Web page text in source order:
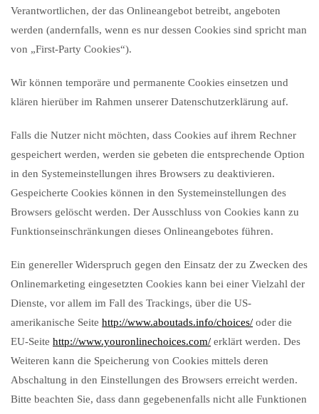
Verantwortlichen, der das Onlineangebot betreibt, angeboten
werden (andernfalls, wenn es nur dessen Cookies sind spricht man
von „First-Party Cookies“).
Wir können temporäre und permanente Cookies einsetzen und
klären hierüber im Rahmen unserer Datenschutzerklärung auf.
Falls die Nutzer nicht möchten, dass Cookies auf ihrem Rechner
gespeichert werden, werden sie gebeten die entsprechende Option
in den Systemeinstellungen ihres Browsers zu deaktivieren.
Gespeicherte Cookies können in den Systemeinstellungen des
Browsers gelöscht werden. Der Ausschluss von Cookies kann zu
Funktionseinschränkungen dieses Onlineangebotes führen.
Ein genereller Widerspruch gegen den Einsatz der zu Zwecken des
Onlinemarketing eingesetzten Cookies kann bei einer Vielzahl der
Dienste, vor allem im Fall des Trackings, über die US-
amerikanische Seite http://www.aboutads.info/choices/ oder die
EU-Seite http://www.youronlinechoices.com/ erklärt werden. Des
Weiteren kann die Speicherung von Cookies mittels deren
Abschaltung in den Einstellungen des Browsers erreicht werden.
Bitte beachten Sie, dass dann gegebenenfalls nicht alle Funktionen